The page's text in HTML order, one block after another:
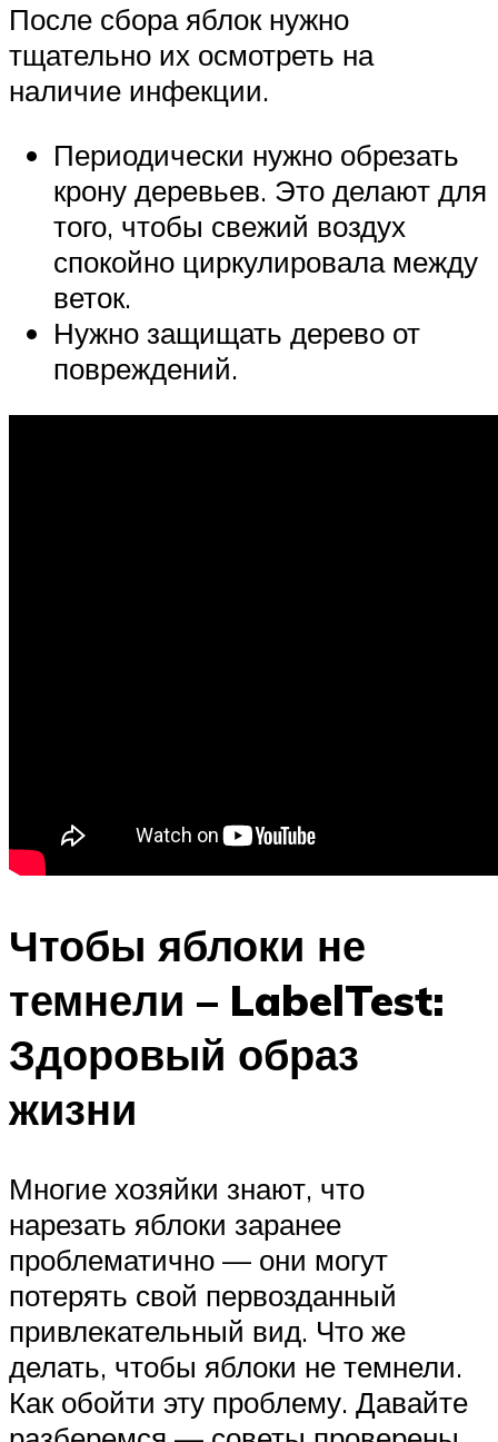
После сбора яблок нужно
тщательно их осмотреть на
наличие инфекции.
Периодически нужно обрезать
крону деревьев. Это делают для
того, чтобы свежий воздух
спокойно циркулировала между
веток.
Нужно защищать дерево от
повреждений.
Чтобы яблоки не
темнели – LabelTest:
Здоровый образ
жизни
Многие хозяйки знают, что
нарезать яблоки заранее
проблематично — они могут
потерять свой первозданный
привлекательный вид. Что же
делать, чтобы яблоки не темнели.
Как обойти эту проблему. Давайте